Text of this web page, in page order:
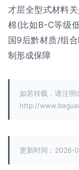
才层全型式材料
棉(比如B-C等级
国9后黔材质/组
制形成保障
如若转载，请注明
http://
更新时间：2026-